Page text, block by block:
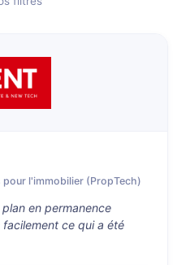
pour l'immobilier (PropTech)
en permanence
ce qui a été